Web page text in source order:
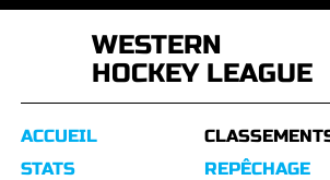
WESTERN
HOCKEY LEAGUE
ACCUEIL
STATS
REPÊCHAGE